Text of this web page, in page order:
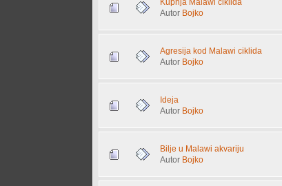
Kupnja Malawi ciklida
Autor Bojko
Agresija kod Malawi ciklida
Autor Bojko
Ideja
Autor Bojko
Bilje u Malawi akvariju
Autor Bojko